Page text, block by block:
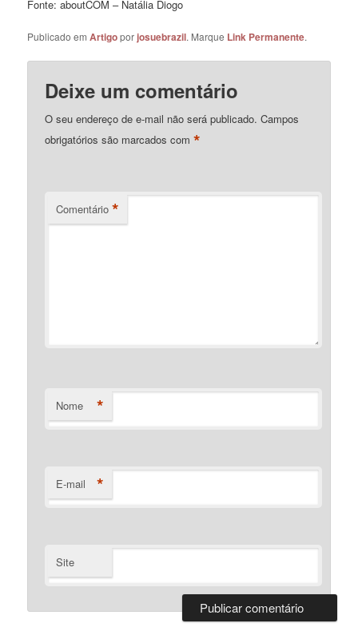
Fonte: aboutCOM – Natália Diogo
Publicado emArtigoporjosuebrazil. Marque Link Permanente.
Deixe um comentário
O seu endereço de e-mail não será publicado. Campos
obrigatórios são marcados com*
Comentário *
Nome *
E-mail *
Site